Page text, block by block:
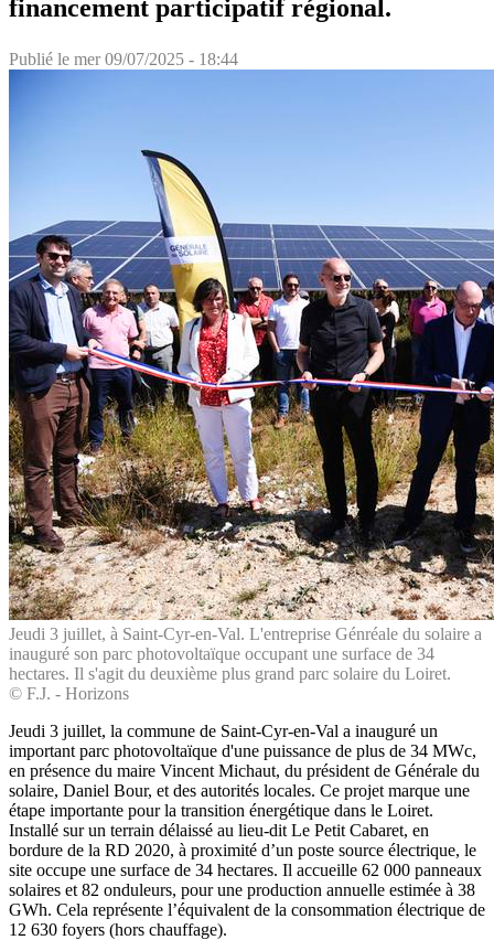
financement participatif régional.
Publié le mer 09/07/2025 - 18:44
Jeudi 3 juillet, à Saint-Cyr-en-Val. L'entreprise Génréale du solaire a
inauguré son parc photovoltaïque occupant une surface de 34
hectares. Il s'agit du deuxième plus grand parc solaire du Loiret.
© F.J. - Horizons
Jeudi 3 juillet, la commune de Saint-Cyr-en-Val a inauguré un
important parc photovoltaïque d'une puissance de plus de 34 MWc,
en présence du maire Vincent Michaut, du président de Générale du
solaire, Daniel Bour, et des autorités locales. Ce projet marque une
étape importante pour la transition énergétique dans le Loiret.
Installé sur un terrain délaissé au lieu-dit Le Petit Cabaret, en
bordure de la RD 2020, à proximité d’un poste source électrique, le
site occupe une surface de 34 hectares. Il accueille 62 000 panneaux
solaires et 82 onduleurs, pour une production annuelle estimée à 38
GWh. Cela représente l’équivalent de la consommation électrique de
12 630 foyers (hors chauffage).